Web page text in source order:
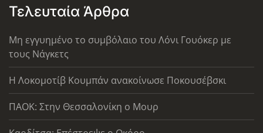
Τελευταία Άρθρα
Μη εγγυημένο το συμβόλαιο του Λόνι Γουόκερ με
τους Νάγκετς
Η Λοκομοτίβ Κουμπάν ανακοίνωσε Ποκουσέβσκι
ΠΑΟΚ: Στην Θεσσαλονίκη ο Μουρ